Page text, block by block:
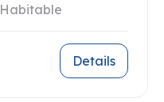
Habitable
Details